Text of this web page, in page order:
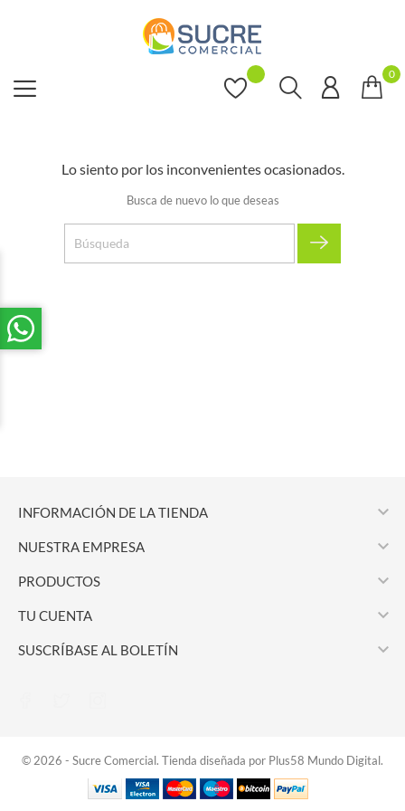
0
Lo siento por los inconvenientes ocasionados.
Busca de nuevo lo que deseas
INFORMACIÓN DE LA TIENDA 
NUESTRA EMPRESA 
PRODUCTOS 
TU CUENTA 
SUSCRÍBASE AL BOLETÍN 
© 2026 - Sucre Comercial. Tienda diseñada por Plus58 Mundo Digital.